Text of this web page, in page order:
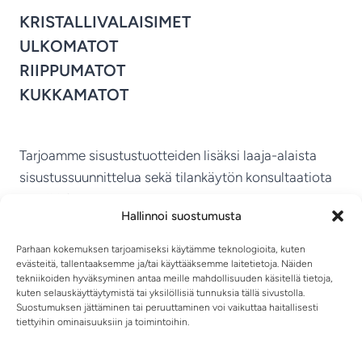
Hallinnoi suostumusta
Parhaan kokemuksen tarjoamiseksi käytämme teknologioita, kuten
evästeitä, tallentaaksemme ja/tai käyttääksemme laitetietoja. Näiden
tekniikoiden hyväksyminen antaa meille mahdollisuuden käsitellä tietoja,
kuten selauskäyttäytymistä tai yksilöllisiä tunnuksia tällä sivustolla.
Suostumuksen jättäminen tai peruuttaminen voi vaikuttaa haitallisesti
tiettyihin ominaisuuksiin ja toimintoihin.
KRISTALLIVALAISIMET
ULKOMATOT
RIIPPUMATOT
KUKKAMATOT
Tarjoamme sisustustuotteiden lisäksi laaja-alaista
sisustussuunnittelua sekä tilankäytön konsultaatiota
MIKKELIN VITRIINI KY